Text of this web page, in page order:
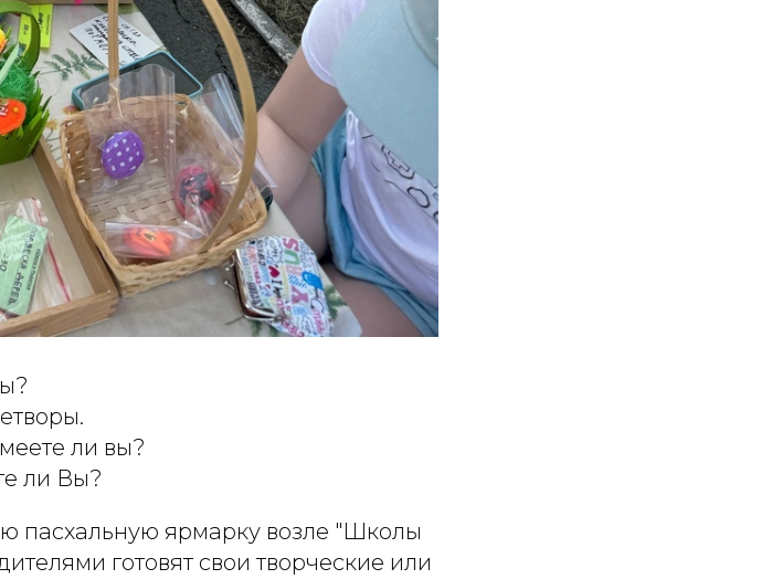
ли вы?
ли Вы?
ярмарку возле "Школы
готовят свои творческие или